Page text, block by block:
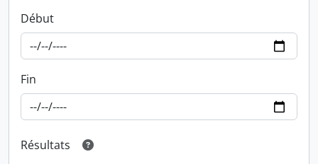
Début
Fin
Résultats